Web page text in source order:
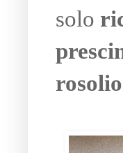
solo
rosolio